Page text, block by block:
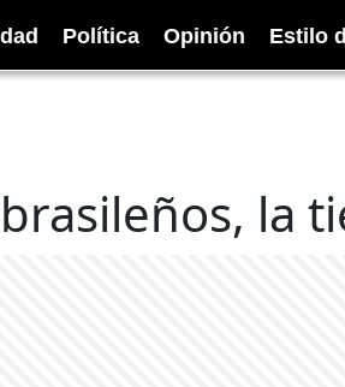
Política Opinión Estilo
la